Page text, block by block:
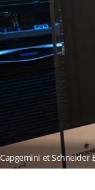
Capgemini et Schneider